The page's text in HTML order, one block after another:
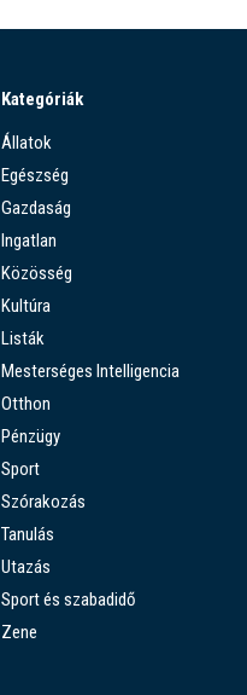
Kategóriák
Állatok
Egészség
Gazdaság
Ingatlan
Közösség
Kultúra
Listák
Mesterséges Intelligencia
Otthon
Pénzügy
Sport
Szórakozás
Tanulás
Utazás
Sport és szabadidő
Zene